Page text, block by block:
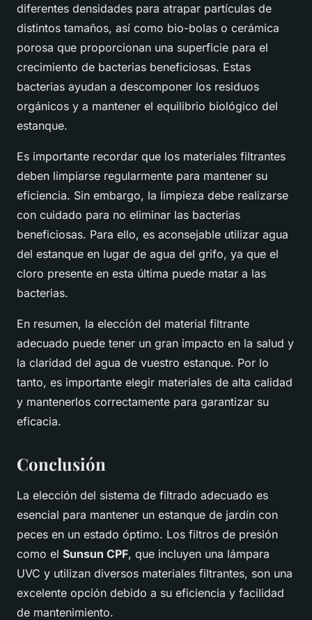
diferentes densidades para atrapar partículas de
distintos tamaños, así como bio-bolas o cerámica
porosa que proporcionan una superficie para el
crecimiento de bacterias beneficiosas. Estas
bacterias ayudan a descomponer los residuos
orgánicos y a mantener el equilibrio biológico del
estanque.
Es importante recordar que los materiales filtrantes
deben limpiarse regularmente para mantener su
eficiencia. Sin embargo, la limpieza debe realizarse
con cuidado para no eliminar las bacterias
beneficiosas. Para ello, es aconsejable utilizar agua
del estanque en lugar de agua del grifo, ya que el
cloro presente en esta última puede matar a las
bacterias.
En resumen, la elección del material filtrante
adecuado puede tener un gran impacto en la salud y
la claridad del agua de vuestro estanque. Por lo
tanto, es importante elegir materiales de alta calidad
y mantenerlos correctamente para garantizar su
eficacia.
Conclusión
La elección del sistema de filtrado adecuado es
esencial para mantener un estanque de jardín con
peces en un estado óptimo. Los filtros de presión
como el Sunsun CPF, que incluyen una lámpara
UVC y utilizan diversos materiales filtrantes, son una
excelente opción debido a su eficiencia y facilidad
de mantenimiento.